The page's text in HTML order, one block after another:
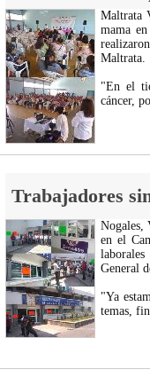
Maltrata
mama
Maltrata.
"En el
cáncer,
Trabajadores
Nogales,
en el
General
"Ya
temas,